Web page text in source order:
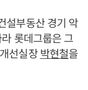
설부동산 경기 악
롯데그룹은 그
선실장박현철을